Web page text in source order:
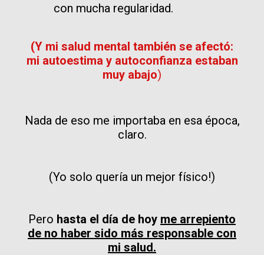
con mucha regularidad.
(Y mi salud mental también se afectó:
mi autoestima y autoconfianza estaban
muy abajo)
Nada de eso me importaba en esa época,
claro.
(Yo solo quería un mejor físico!)
Pero hasta el día de hoy me arrepiento
de no haber sido más responsable con
mi salud.